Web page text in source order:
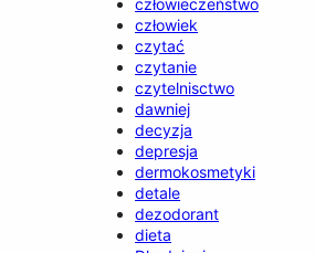
człowieczeństwo
człowiek
czytać
czytanie
czytelnisctwo
dawniej
decyzja
depresja
dermokosmetyki
detale
dezodorant
dieta